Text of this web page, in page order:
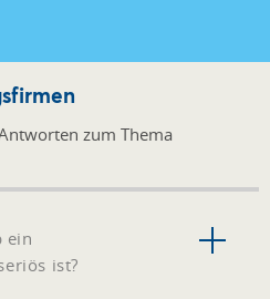
zum Thema
ein
ist?